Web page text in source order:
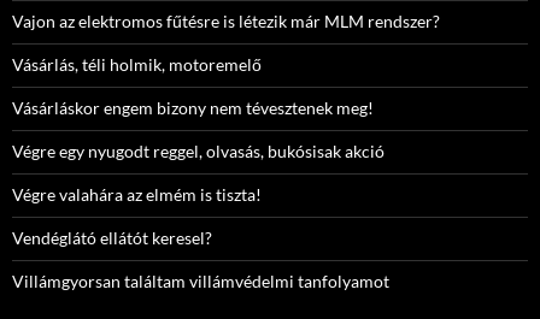
Vajon az elektromos fűtésre is létezik már MLM rendszer?
Vásárlás, téli holmik, motoremelő
Vásárláskor engem bizony nem tévesztenek meg!
Végre egy nyugodt reggel, olvasás, bukósisak akció
Végre valahára az elmém is tiszta!
Vendéglátó ellátót keresel?
Villámgyorsan találtam villámvédelmi tanfolyamot